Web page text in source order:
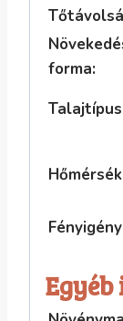
forma: